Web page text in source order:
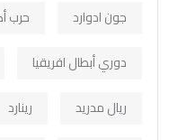
جون ادوارد
حرب
دوري أبطال افريقيا
ريال مدريد
رينارد